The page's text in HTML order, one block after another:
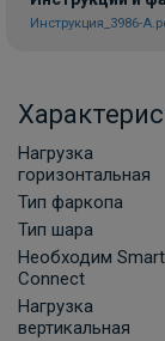
В
Инструкция_3986-
Нагрузка
горизонтальная
Тип фаркопа
Тип шара
Необходим Smart
Connect
Нагрузка
вертикальная